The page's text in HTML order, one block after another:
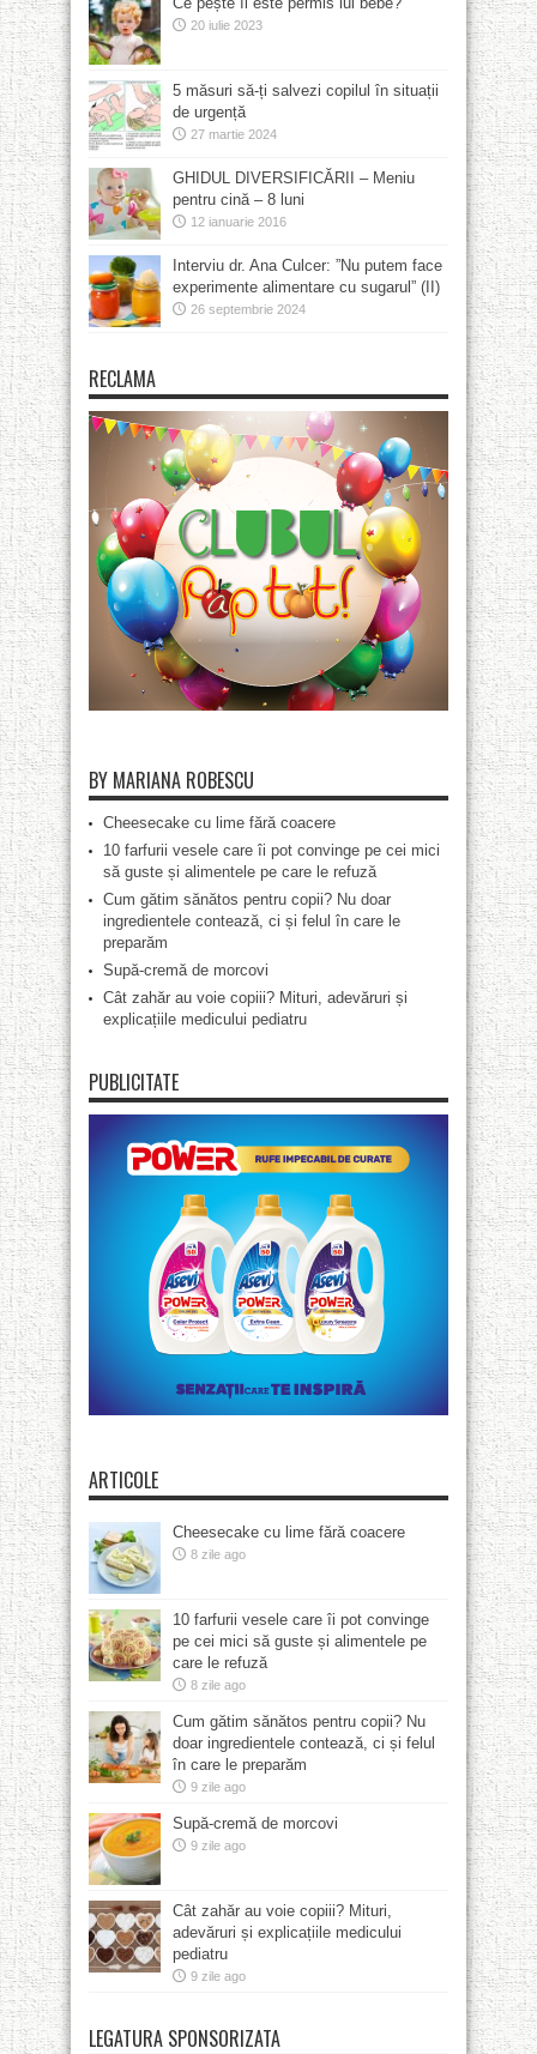
20 iulie 2023
5 măsuri să-ți salvezi copilul în situații
de urgență
27 martie 2024
GHIDUL DIVERSIFICĂRII – Meniu
pentru cină – 8 luni
12 ianuarie 2016
Interviu dr. Ana Culcer: ”Nu putem face
experimente alimentare cu sugarul” (II)
26 septembrie 2024
RECLAMA
BY MARIANA ROBESCU
Cheesecake cu lime fără coacere
10 farfurii vesele care îi pot convinge pe cei mici
să guste și alimentele pe care le refuză
Cum gătim sănătos pentru copii? Nu doar
ingredientele contează, ci și felul în care le
preparăm
Supă-cremă de morcovi
Cât zahăr au voie copiii? Mituri, adevăruri și
explicațiile medicului pediatru
PUBLICITATE
ARTICOLE
Cheesecake cu lime fără coacere
8 zile ago
10 farfurii vesele care îi pot convinge
pe cei mici să guste și alimentele pe
care le refuză
8 zile ago
Cum gătim sănătos pentru copii? Nu
doar ingredientele contează, ci și felul
în care le preparăm
9 zile ago
Supă-cremă de morcovi
9 zile ago
Cât zahăr au voie copiii? Mituri,
adevăruri și explicațiile medicului
pediatru
9 zile ago
LEGATURA SPONSORIZATA